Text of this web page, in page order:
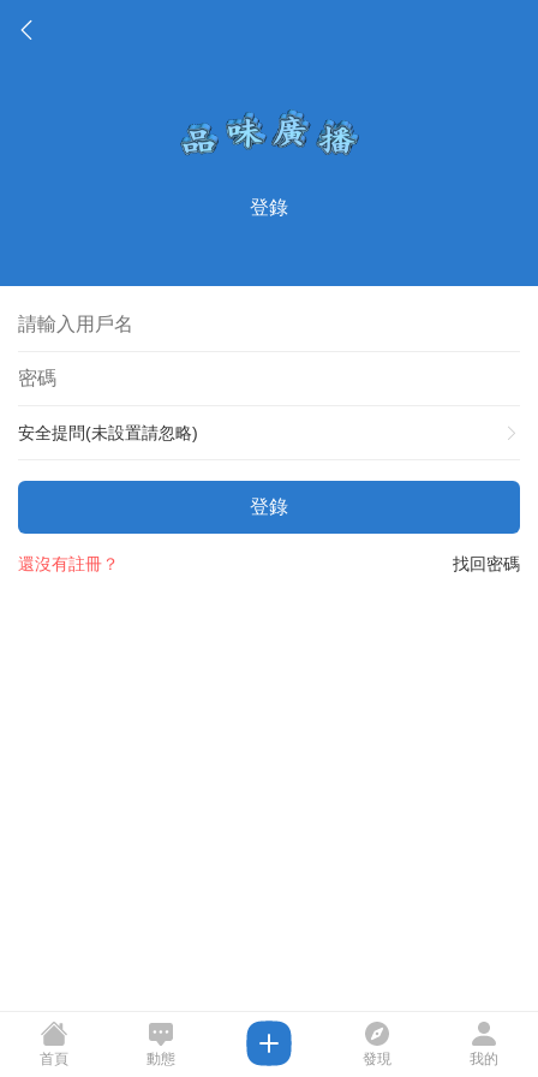
登錄
安全提問(未設置請忽略)
登錄
找回密碼
還沒有註冊？
首頁 動態 發現 我的